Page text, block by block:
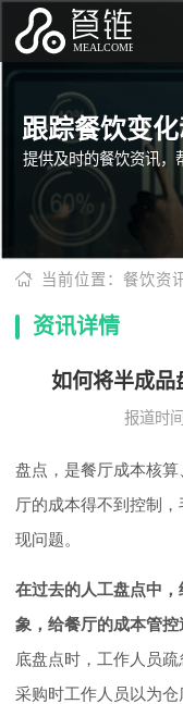
跟踪餐饮变
提供及时的餐饮资讯，
当前位置：餐饮资讯
资讯详情
如何将半成品
报道时
盘点，是餐厅成本核
厅的成本得不到控制
现问题。
在过去的人工盘点中
象，给餐厅的成本管控
底盘点时，工作人员
采购时工作人员以为